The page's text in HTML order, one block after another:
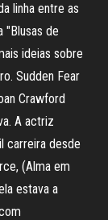
linha entre as
"Blusas de
ideias sobre
Sudden Fear
Crawford
A actriz
carreira desde
(Alma em
estava a